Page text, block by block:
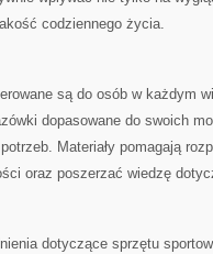
codziennego życia.
są do osób w każdym
dopasowane do swoich
Materiały pomagają
oraz poszerzać wiedzę
dotyczące sprzętu